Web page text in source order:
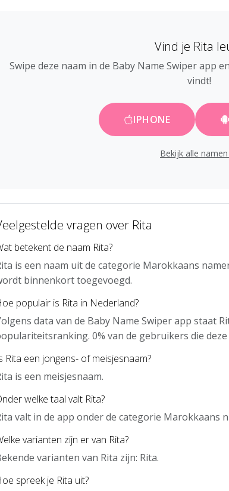
Vind je Rita
Swipe deze naam in de Baby Name Swiper app
vindt!
IPHONE
Bekijk alle
vragen over Rita
betekent de naam Rita?
is een naam uit de categorie Marokkaans
binnenkort toegevoegd.
populair is Rita in Nederland?
data van de Baby Name Swiper app staat
0% van de gebruikers die
Rita een jongens- of meisjesnaam?
is een meisjesnaam.
welke taal valt Rita?
valt in de app onder de categorie Marokkaans
varianten zijn er van Rita?
varianten van Rita zijn: Rita.
spreek je Rita uit?